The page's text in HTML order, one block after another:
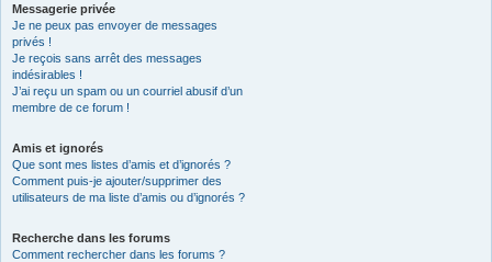
Messagerie privée
Je ne peux pas envoyer de messages
privés !
Je reçois sans arrêt des messages
indésirables !
J’ai reçu un spam ou un courriel abusif d’un
membre de ce forum !
Amis et ignorés
Que sont mes listes d’amis et d’ignorés ?
Comment puis-je ajouter/supprimer des
utilisateurs de ma liste d’amis ou d’ignorés ?
Recherche dans les forums
Comment rechercher dans les forums ?